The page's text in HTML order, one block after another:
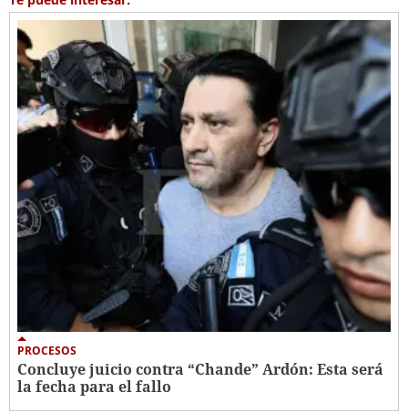
PROCESOS
Concluye juicio contra “Chande” Ardón: Esta será
la fecha para el fallo